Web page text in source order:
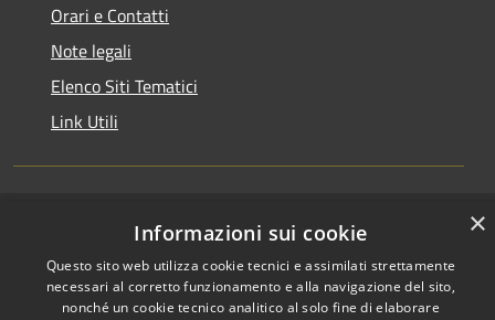
Orari e Contatti
Note legali
Elenco Siti Tematici
Link Utili
Accessibilità
Privacy
Cookie
Copyright © 2026 • Autorità di
Bacino del Lario e dei Laghi
Minori • Powered by
Municipium•Accesso
×
Informazioni sui cookie
Questo sito web utilizza cookie tecnici e assimilati strettamente
necessari al corretto funzionamento e alla navigazione del sito,
nonché un cookie tecnico analitico al solo fine di elaborare